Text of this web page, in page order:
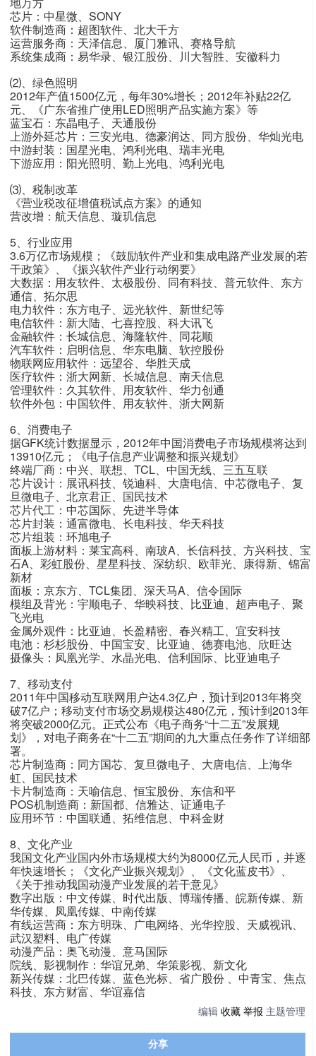
芯片：中星微、SONY
软件制造商：超图软件、北大千方
运营服务商：天泽信息、厦门雅讯、赛格导航
系统集成商：易华录、银江股份、川大智胜、安徽科力
⑵、绿色照明
2012年产值1500亿元，每年30%增长；2012年补贴22亿
元、《广东省推广使用LED照明产品实施方案》等
蓝宝石：东晶电子、天通股份
上游外延芯片：三安光电、德豪润达、同方股份、华灿光电
中游封装：国星光电、鸿利光电、瑞丰光电
下游应用：阳光照明、勤上光电、鸿利光电
⑶、税制改革
《营业税改征增值税试点方案》的通知
营改增：航天信息、璇玑信息
5、行业应用
3.6万亿市场规模；《鼓励软件产业和集成电路产业发展的若
干政策》、《振兴软件产业行动纲要》
大数据：用友软件、太极股份、同有科技、普元软件、东方
通信、拓尔思
电力软件：东方电子、远光软件、新世纪等
电信软件：新大陆、七喜控股、科大讯飞
金融软件：长城信息、海隆软件、同花顺
汽车软件：启明信息、华东电脑、软控股份
物联网应用软件：远望谷、华胜天成
医疗软件：浙大网新、长城信息、南天信息
管理软件：久其软件、用友软件、华力创通
软件外包：中国软件、用友软件、浙大网新
6、消费电子
据GFK统计数据显示，2012年中国消费电子市场规模将达到
13910亿元；《电子信息产业调整和振兴规划》
终端厂商：中兴、联想、TCL、中国无线、三五互联
芯片设计：展讯科技、锐迪科、大唐电信、中芯微电子、复
旦微电子、北京君正、国民技术
芯片代工：中芯国际、先进半导体
芯片封装：通富微电、长电科技、华天科技
芯片组装：环旭电子
面板上游材料：莱宝高科、南玻A、长信科技、方兴科技、宝
石A、彩虹股份、星星科技、深纺织、欧菲光、康得新、锦富
新材
面板：京东方、TCL集团、深天马A、信令国际
模组及背光：宇顺电子、华映科技、比亚迪、超声电子、聚
飞光电
金属外观件：比亚迪、长盈精密、春兴精工、宜安科技
电池：杉杉股份、中国宝安、比亚迪、德赛电池、欣旺达
摄像头：凤凰光学、水晶光电、信利国际、比亚迪电子
7、移动支付
2011年中国移动互联网用户达4.3亿户，预计到2013年将突
破7亿户；移动支付市场交易规模达480亿元，预计到2013年
将突破2000亿元。正式公布《电子商务“十二五”发展规
划》，对电子商务在“十二五”期间的九大重点任务作了详细部
署。
芯片制造商：同方国芯、复旦微电子、大唐电信、上海华
虹、国民技术
卡片制造商：天喻信息、恒宝股份、东信和平
POS机制造商：新国都、信雅达、证通电子
应用环节：中国联通、拓维信息、中科金财
8、文化产业
我国文化产业国内外市场规模大约为8000亿元人民币，并逐
年快速增长；《文化产业振兴规划》、《文化蓝皮书》、
《关于推动我国动漫产业发展的若干意见》
数字出版：中文传媒、时代出版、博瑞传播、皖新传媒、新
华传媒、凤凰传媒、中南传媒
有线运营商：东方明珠、广电网络、光华控股、天威视讯、
武汉塑料、电广传媒
动漫产品：奥飞动漫、意马国际
院线、影视制作：华谊兄弟、华策影视、新文化
新兴传媒：北巴传媒、蓝色光标、省广股份 、中青宝、焦点
科技、东方财富、华谊嘉信
编辑 收藏 举报 主题管理
分享